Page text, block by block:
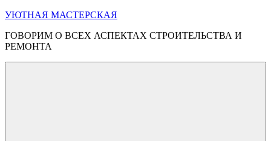
Перейти
содержимому
УЮТНАЯ МАСТЕРСКАЯ
ГОВОРИМ О ВСЕХ АСПЕКТАХ СТРОИТЕЛЬСТВА И
РЕМОНТА